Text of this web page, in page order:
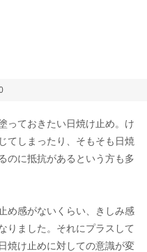
っておきたい日焼け止め。け
てしまったり、そもそも日焼
のに抵抗があるという方も多
め感がないくらい、きしみ感
りました。それにプラスして
焼け止めに対しての意識が変